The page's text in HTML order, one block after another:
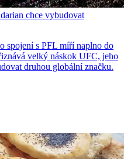
chce vybudovat
spojení s PFL míří naplno do
velký náskok UFC, jeho
druhou globální značku.